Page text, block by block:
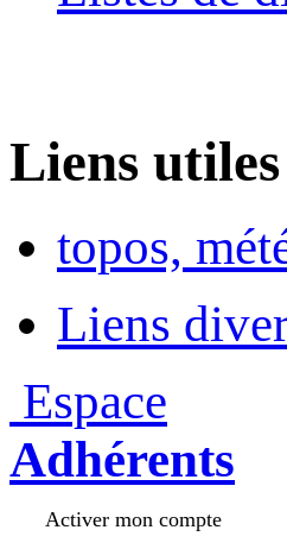
Liens utiles
topos,
Liens
Espace
Adhérents
Activer mon compte